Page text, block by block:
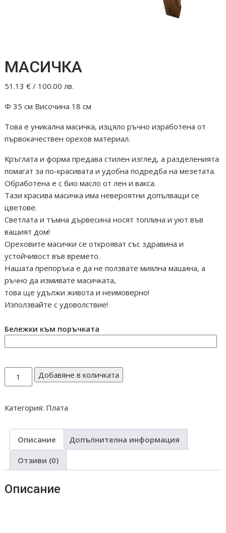
МАСИЧКА
51.13€ / 100.00 лв.
Ф 35 см Височина 18 см
Това е уникална масичка, изцяло ръчно изработенa от
първокачествен oрехов материал.
Кръглата и форма предава стилен изглед, а разделенията
помагат за по-красивата и удобна подредба на мезетата.
Обработена е с био масло от лен и вакса.
Тази красива масичка има невероятни допълващи се
цветове.
Светлата и тъмна дървесина носят топлина и уют във
вашият дом!
Ореховите масички се открояват със здравина и
устойчивост във времето.
Нашата препоръка е да не ползвате миялна машина, а
ръчно да измивате масичката,
това ще удължи живота и неимоверно!
Използвайте с удоволствие!
Бележки към поръчката
количество
за
Добавяне в количката
Категория: Плата
Описание Допълнителна информация
Отзиви (0)
Описание